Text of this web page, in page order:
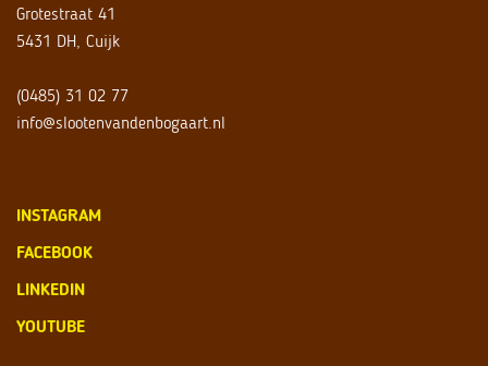
Grotestraat 41
5431 DH, Cuijk
(0485) 31 02 77
info@slootenvandenbogaart.nl
INSTAGRAM
FACEBOOK
LINKEDIN
YOUTUBE